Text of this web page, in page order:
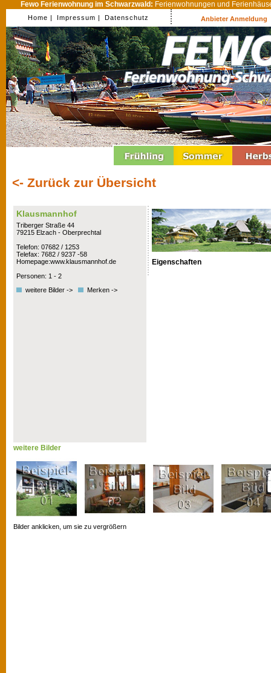
Fewo Ferienwohnung im Schwarzwald: Ferienwohnungen und
Home | Impressum | Datenschutz Anbieter Anmeldung
<- Zurück zur Übersicht
Klausmannhof
Triberger Straße 44
79215 Elzach - Oberprechtal
Telefon: 07682 / 1253
Telefax: 7682 / 9237 -58
Homepage:www.klausmannhof.de
Personen: 1 - 2
weitere Bilder ->
Merken ->
Eigenschaften
weitere Bilder
Bilder anklicken, um sie zu vergrößern